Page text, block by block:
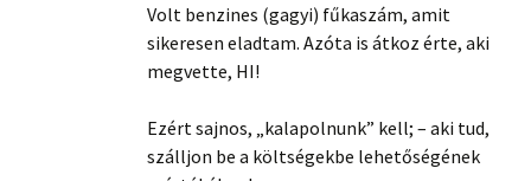
Volt benzines (gagyi) fűkaszám, amit
sikeresen eladtam. Azóta is átkoz érte, aki
megvette, HI!
Ezért sajnos, „kalapolnunk” kell; – aki tud,
szálljon be a költségekbe lehetőségének